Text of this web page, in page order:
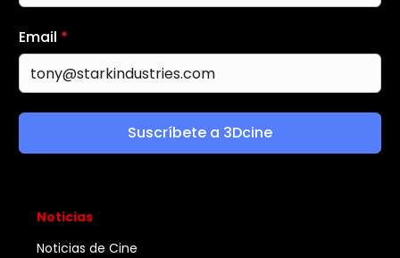
Email *
Suscríbete a 3Dcine
Noticias
Noticias de Cine